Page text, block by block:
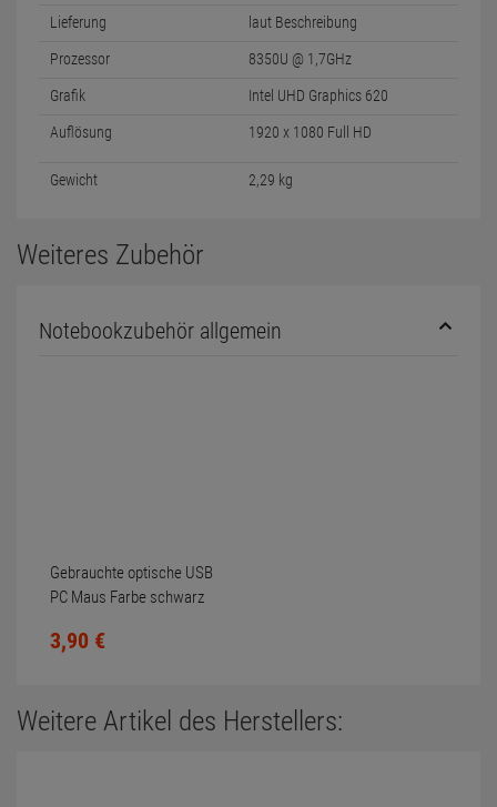
Lieferung laut Beschreibung
Prozessor 8350U @ 1,7GHz
Grafik Intel UHD Graphics 620
Auflösung 1920 x 1080 Full HD
Gewicht 2,29 kg
Weiteres Zubehör
Notebookzubehör allgemein
Gebrauchte optische USB
PC Maus Farbe schwarz
3,90 €
Weitere Artikel des Herstellers: